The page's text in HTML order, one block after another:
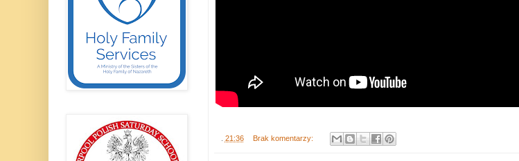
21:36 Brak komentarzy: